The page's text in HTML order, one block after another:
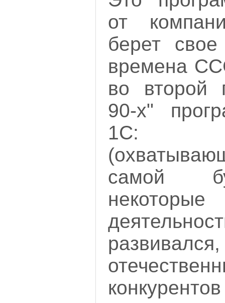
от
берет
времена
во второй
90-х"
1С:
самой